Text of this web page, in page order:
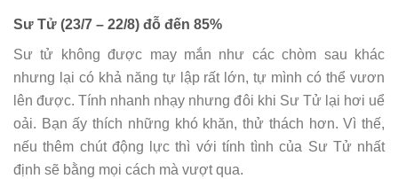
Sư Tử (23/7 – 22/8) đỗ đến 85%
Sư tử không được may mắn như các chòm sau khác
nhưng lại có khả năng tự lập rất lớn, tự mình có thể vươn
lên được. Tính nhanh nhạy nhưng đôi khi Sư Tử lại hơi uể
oải. Bạn ấy thích những khó khăn, thử thách hơn. Vì thế,
nếu thêm chút động lực thì với tính tình của Sư Tử nhất
định sẽ bằng mọi cách mà vượt qua.